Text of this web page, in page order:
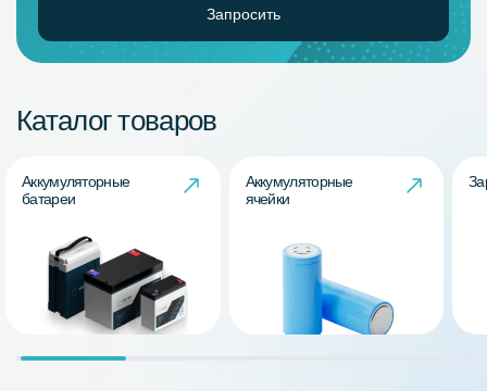
Запросить
Каталог товаров
Аккумуляторные
батареи
Аккумуляторные
ячейки